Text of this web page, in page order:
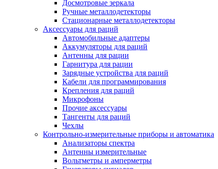
Досмотровые зеркала
Ручные металлодетекторы
Стационарные металлодетекторы
Аксессуары для раций
Автомобильные адаптеры
Аккумуляторы для раций
Антенны для рации
Гарнитура для рации
Зарядные устройства для раций
Кабели для программирования
Крепления для раций
Микрофоны
Прочие аксессуары
Тангенты для раций
Чехлы
Контрольно-измерительные приборы и автоматика
Анализаторы спектра
Антенны измерительные
Вольтметры и амперметры